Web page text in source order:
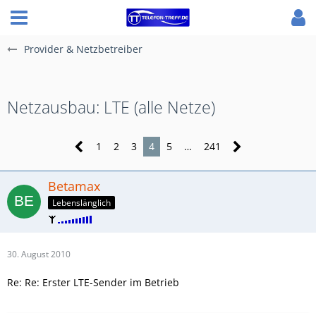
Provider & Netzbetreiber
Netzausbau: LTE (alle Netze)
1 2 3 4 5 … 241
Betamax
Lebenslänglich
30. August 2010
Re: Re: Erster LTE-Sender im Betrieb